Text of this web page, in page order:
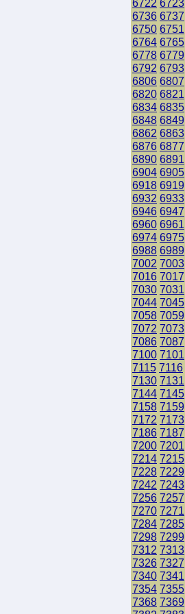
6722 6723
6736 6737
6750 6751
6764 6765
6778 6779
6792 6793
6806 6807
6820 6821
6834 6835
6848 6849
6862 6863
6876 6877
6890 6891
6904 6905
6918 6919
6932 6933
6946 6947
6960 6961
6974 6975
6988 6989
7002 7003
7016 7017
7030 7031
7044 7045
7058 7059
7072 7073
7086 7087
7100 7101
7115 7116
7130 7131
7144 7145
7158 7159
7172 7173
7186 7187
7200 7201
7214 7215
7228 7229
7242 7243
7256 7257
7270 7271
7284 7285
7298 7299
7312 7313
7326 7327
7340 7341
7354 7355
7368 7369